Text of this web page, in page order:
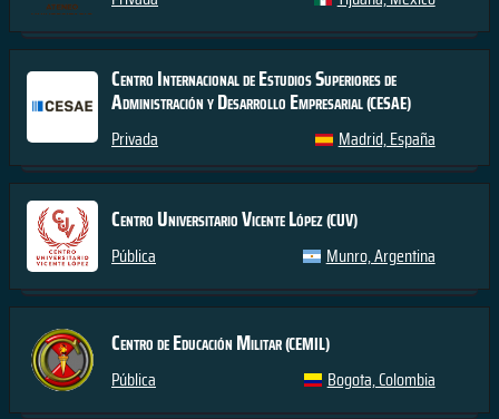
Centro Internacional de Estudios Superiores de
Administración y Desarrollo Empresarial(CESAE)
Privada Madrid, España
Centro Universitario Vicente López(CUV)
Pública Munro, Argentina
Centro de Educación Militar(CEMIL)
Pública Bogota, Colombia